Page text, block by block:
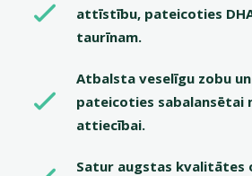
attīstību, pateicoties
taurīnam.
Atbalsta veselīgu zobu
pateicoties sabalansētai
attiecībai.
Satur augstas kvalitātes